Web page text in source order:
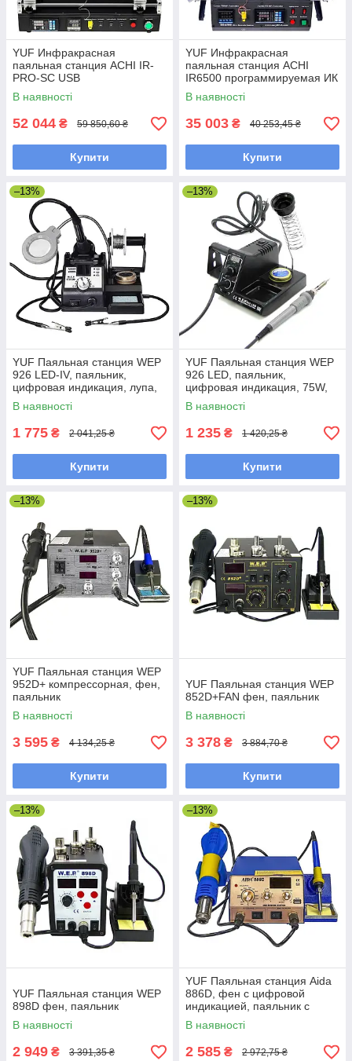
YUF Инфракрасная
паяльная станция ACHI IR-
PRO-SC USB
(программируемая, с ИК
пушкой, большим ИК
преднагревателем и
держателем плат)
В наявності
52 044 ₴ 59 850,60 ₴
Купити
YUF Инфракрасная
паяльная станция ACHI
IR6500 программируемая ИК
пушка с регулируемым
штативом, держателем плат,
нижним подогревом
В наявності
35 003 ₴ 40 253,45 ₴
Купити
–13%
YUF Паяльная станция WEP
926 LED-IV, паяльник,
цифровая индикация, лупа,
подсветка, держатели плат и
припоя, 60W, 90-400 гр C
В наявності
1 775 ₴ 2 041,25 ₴
Купити
–13%
YUF Паяльная станция WEP
926 LED, паяльник,
цифровая индикация, 75W,
200-480 гр C
В наявності
1 235 ₴ 1 420,25 ₴
Купити
–13%
YUF Паяльная станция WEP
952D+ компрессорная, фен,
паяльник
В наявності
3 595 ₴ 4 134,25 ₴
Купити
–13%
YUF Паяльная станция WEP
852D+FAN фен, паяльник
В наявності
3 378 ₴ 3 884,70 ₴
Купити
–13%
YUF Паяльная станция WEP
898D фен, паяльник
В наявності
2 949 ₴ 3 391,35 ₴
–13%
YUF Паяльная станция Aida
886D, фен с цифровой
индикацией, паяльник с
аналоговой регулировкой t,
USB 5V 2A
В наявності
2 585 ₴ 2 972,75 ₴